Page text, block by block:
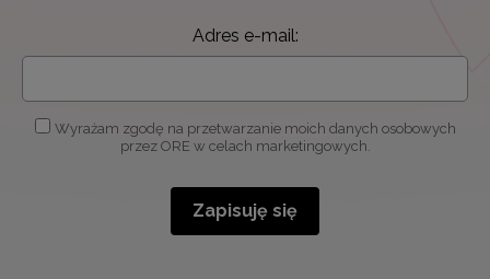
Adres e-mail:
Wyrażam zgodę na przetwarzanie moich danych osobowych
przez ORE w celach marketingowych.
Zapisuję się